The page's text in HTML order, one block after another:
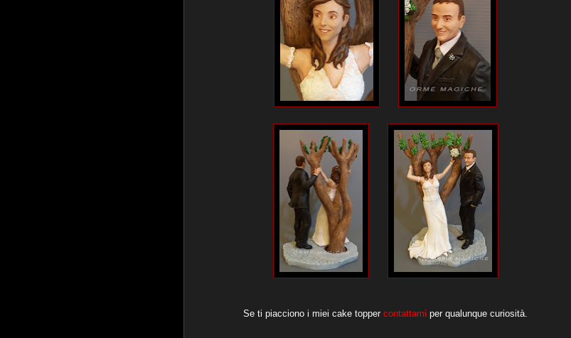
Se ti piacciono i miei cake topper contattami per qualunque curiosità.